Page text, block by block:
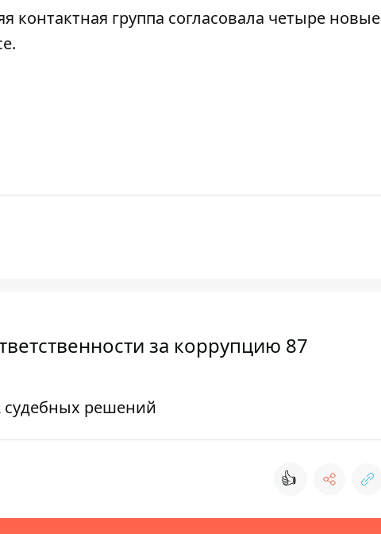
контактная группа согласовала четыре новые
за коррупцию 87
судебных решений
👍